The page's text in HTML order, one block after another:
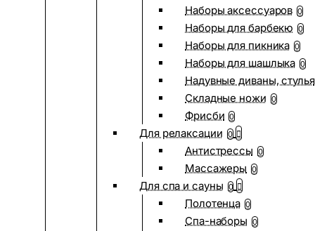
Наборы аксессуаров 0
Наборы для барбекю 0
Наборы для пикника 0
Наборы для шашлыка 0
Надувные диваны, стулья
Складные ножи 0
Фрисби 0
Для релаксации 0
Антистрессы 0
Массажеры 0
Для спа и сауны 0
Полотенца 0
Спа-наборы 0